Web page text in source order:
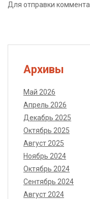
Для отправки
Архивы
Май 2026
Апрель 2026
Декабрь 2025
Октябрь 2025
Август 2025
Ноябрь 2024
Октябрь 2024
Сентябрь 2024
Август 2024